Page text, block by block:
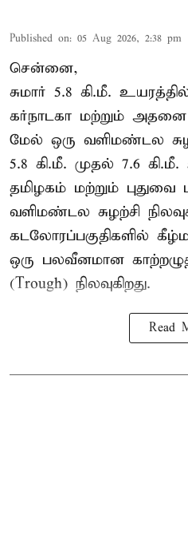
Published on: 05 Aug 2026, 2:38 pm
சென்னை,
சுமார் 5.8 கி.மீ.
கர்நாடகா மற்றும் அதனை
மேல் ஒரு வளிமண்டல
5.8 கி.மீ. முதல் 7.6
தமிழகம் மற்றும் புதுவை
வளிமண்டல சுழற்சி
கடலோரப்பகுதிகளில்
ஒரு பலவீனமான
(Trough) நிலவுகிறது.
Read